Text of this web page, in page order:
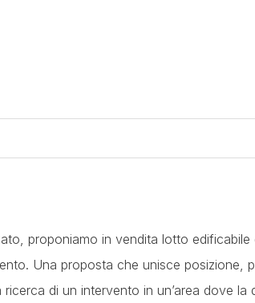
proponiamo in vendita lotto edificabile
Una proposta che unisce posizione,
di un intervento in un’area dove la